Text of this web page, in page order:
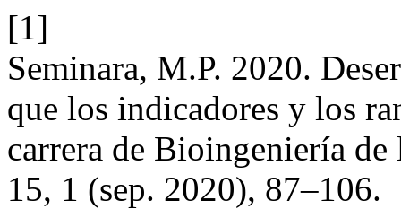
[1]
Seminara, M.P. 2020.
que los indicadores y los
carrera de Bioingeniería
15, 1 (sep. 2020), 87–106.